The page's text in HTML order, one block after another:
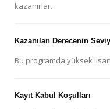
kazanırlar.
Kazanılan Derecenin
Bu programda yüksek
Kayıt Kabul Koşulları